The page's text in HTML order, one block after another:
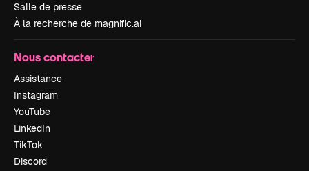
Salle de presse
À la recherche de magnific.ai
Nous contacter
Assistance
Instagram
YouTube
LinkedIn
TikTok
Discord